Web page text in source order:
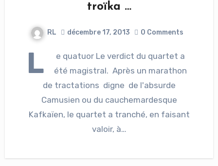
troïka …
RL décembre 17, 2013 0 Comments
L
e quatuor Le verdict du quartet a
été magistral. Après un marathon
de tractations digne de l'absurde
Camusien ou du cauchemardesque
Kafkaïen, le quartet a tranché, en faisant
valoir, à…